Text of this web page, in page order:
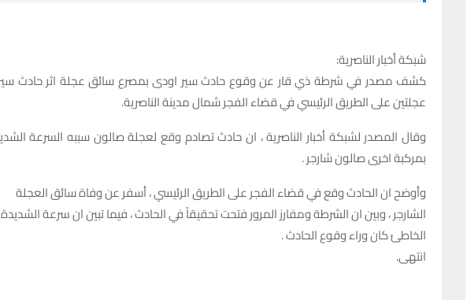
شبكة أخبار الناصرية:
كشف مصدر في شرطة ذي قار عن وقوع حادث سير اودى بمصرع سائق عجلة اثر حادث سير
عجلتين على الطريق الرئيسي في قضاء الفجر شمال مدينة الناصرية.
وقال المصدر لشبكة أخبار الناصرية ، ان حادث تصادم وقع لعجلة صالون سببه السرعة
بمركبة اخرى صالون شارجر .
وأوضح ان الحادث وقع في قضاء الفجر على الطريق الرئيسي ، أسفر عن وفاة سائق العجلة
الشارجر ، وبين ان الشرطة ومفارز المرور فتحت تحقيقاً في الحادث ، فيما تبين ان سرعة الشديدة
الخاطئ كان وراء وقوع الحادث .
انتهى.